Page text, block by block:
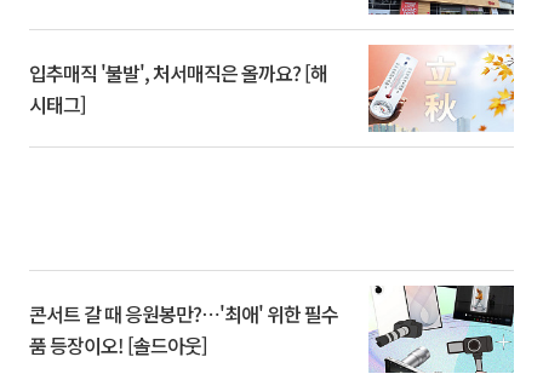
입추매직 '불발', 처서매직은 올까요? [해
시태그]
콘서트 갈 때 응원봉만?⋯'최애' 위한 필수
품 등장이오! [솔드아웃]